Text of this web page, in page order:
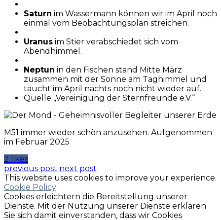
Saturn im Wassermann können wir im April noch
einmal vom Beobachtungsplan streichen.
Uranus im Stier verabschiedet sich vom
Abendhimmel.
Neptun in den Fischen stand Mitte März
zusammen mit der Sonne am Taghimmel und
taucht im April nachts noch nicht wieder auf.
Quelle „Vereinigung der Sternfreunde e.V.“
M51 immer wieder schön anzusehen. Aufgenommen
im Februar 2025
2 likes
previous post next post
This website uses cookies to improve your experience.
Cookie Policy
Cookies erleichtern die Bereitstellung unserer
Dienste. Mit der Nutzung unserer Dienste erklären
Sie sich damit einverstanden, dass wir Cookies